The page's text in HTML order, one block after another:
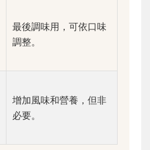
最後調味用，可依口味
調整。
增加風味和營養，但非
必要。